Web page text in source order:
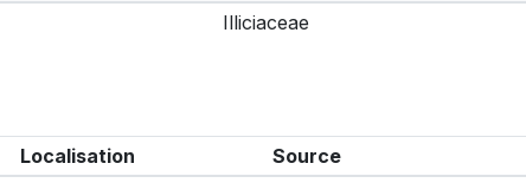
Illiciaceae
Localisation Source